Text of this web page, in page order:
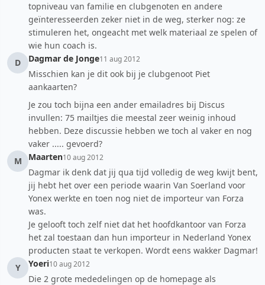
topniveau van familie en clubgenoten en andere
geïnteresseerden zeker niet in de weg, sterker nog: ze
stimuleren het, ongeacht met welk materiaal ze spelen of
wie hun coach is.
D
Dagmar de Jonge11 aug 2012
Misschien kan je dit ook bij je clubgenoot Piet
aankaarten?
Je zou toch bijna een ander emailadres bij Discus
invullen: 75 mailtjes die meestal zeer weinig inhoud
hebben. Deze discussie hebben we toch al vaker en nog
vaker ..... gevoerd?
M
Maarten10 aug 2012
Dagmar ik denk dat jij qua tijd volledig de weg kwijt bent,
jij hebt het over een periode waarin Van Soerland voor
Yonex werkte en toen nog niet de importeur van Forza
was.
Je gelooft toch zelf niet dat het hoofdkantoor van Forza
het zal toestaan dan hun importeur in Nederland Yonex
producten staat te verkopen. Wordt eens wakker Dagmar!
Y
Yoeri10 aug 2012
Die 2 grote mededelingen op de homepage als